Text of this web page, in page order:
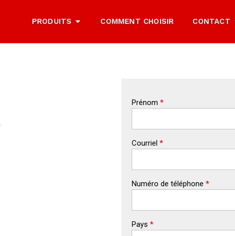
PRODUITS COMMENT CHOISIR CONTACT
Prénom *
Courriel *
Numéro de téléphone *
Pays *